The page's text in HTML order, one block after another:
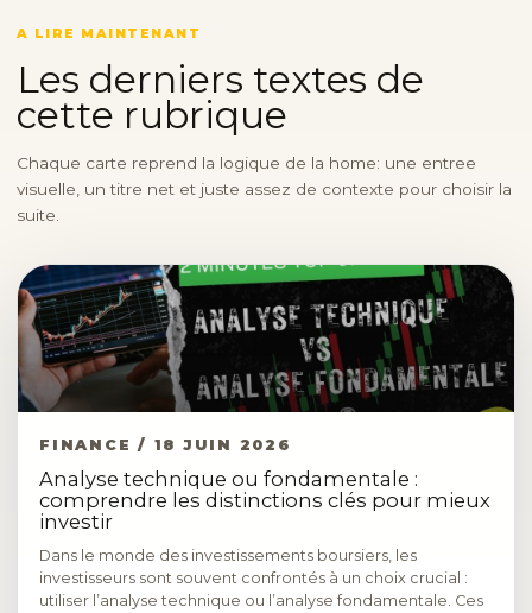
A LIRE MAINTENANT
Les derniers textes de
cette rubrique
Chaque carte reprend la logique de la home: une entree
visuelle, un titre net et juste assez de contexte pour choisir la
suite.
FINANCE / 18 JUIN 2026
Analyse technique ou fondamentale :
comprendre les distinctions clés pour mieux
investir
Dans le monde des investissements boursiers, les
investisseurs sont souvent confrontés à un choix crucial :
utiliser l’analyse technique ou l’analyse fondamentale. Ces